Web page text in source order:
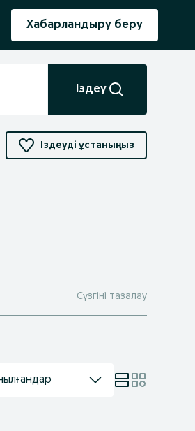
Хабарландыру беру
Іздеу
Іздеуді ұстаныңыз
Сүзгіні тазалау